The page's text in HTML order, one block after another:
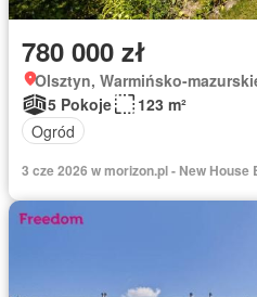
780 000 zł
Olsztyn, Warmińsko-
5 Pokoje
123 m²
Ogród
3 cze 2026 w morizon.pl - New